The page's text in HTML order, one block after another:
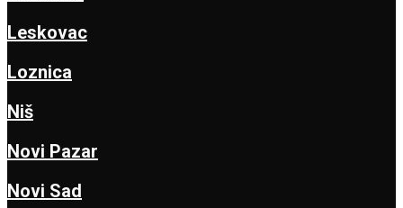
Leskovac
Loznica
Niš
Novi Pazar
Novi Sad